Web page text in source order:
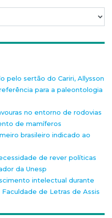
pelo sertão do Cariri, Allysson
para a paleontologia
no entorno de rodovias
de mamíferos
brasileiro indicado ao
de rever políticas
da Unesp
intelectual durante
de Letras de Assis